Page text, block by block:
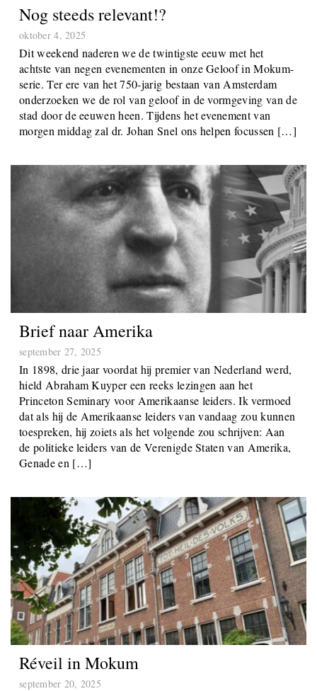
Nog steeds relevant!?
oktober 4, 2025
Dit weekend naderen we de twintigste eeuw met het
achtste van negen evenementen in onze Geloof in Mokum-
serie. Ter ere van het 750-jarig bestaan ​​van Amsterdam
onderzoeken we de rol van geloof in de vormgeving van de
stad door de eeuwen heen. Tijdens het evenement van
morgen middag zal dr. Johan Snel ons helpen focussen […]
Brief naar Amerika
september 27, 2025
In 1898, drie jaar voordat hij premier van Nederland werd,
hield Abraham Kuyper een reeks lezingen aan het
Princeton Seminary voor Amerikaanse leiders. Ik vermoed
dat als hij de Amerikaanse leiders van vandaag zou kunnen
toespreken, hij zoiets als het volgende zou schrijven: Aan
de politieke leiders van de Verenigde Staten van Amerika,
Genade en […]
Réveil in Mokum
september 20, 2025